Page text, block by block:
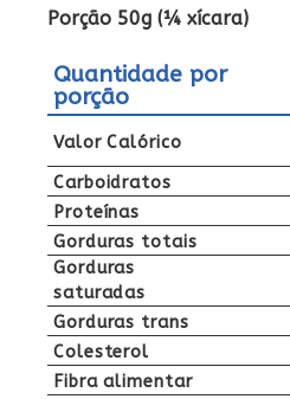
Porção 50g (¼ xícara)
Quantidade por
porção
Valor Calórico
Carboidratos
Proteínas
Gorduras totais
Gorduras
saturadas
Gorduras trans
Colesterol
Fibra alimentar